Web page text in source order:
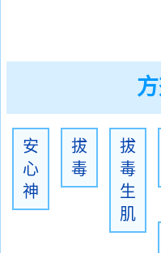
安
心
神
拔
毒
拔
毒
生
肌